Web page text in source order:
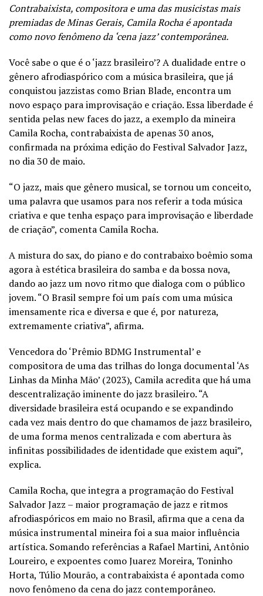
Contrabaixista, compositora e uma das musicistas mais
premiadas de Minas Gerais, Camila Rocha é apontada
como novo fenômeno da ‘cena jazz’ contemporânea.
Você sabe o que é o ‘jazz brasileiro’? A dualidade entre o
gênero afrodiaspórico com a música brasileira, que já
conquistou jazzistas como Brian Blade, encontra um
novo espaço para improvisação e criação. Essa liberdade é
sentida pelas new faces do jazz, a exemplo da mineira
Camila Rocha, contrabaixista de apenas 30 anos,
confirmada na próxima edição do Festival Salvador Jazz,
no dia 30 de maio.
“O jazz, mais que gênero musical, se tornou um conceito,
uma palavra que usamos para nos referir a toda música
criativa e que tenha espaço para improvisação e liberdade
de criação”, comenta Camila Rocha.
A mistura do sax, do piano e do contrabaixo boêmio soma
agora à estética brasileira do samba e da bossa nova,
dando ao jazz um novo ritmo que dialoga com o público
jovem. “O Brasil sempre foi um país com uma música
imensamente rica e diversa e que é, por natureza,
extremamente criativa”, afirma.
Vencedora do ‘Prêmio BDMG Instrumental’ e
compositora de uma das trilhas do longa documental ‘As
Linhas da Minha Mão’ (2023), Camila acredita que há uma
descentralização iminente do jazz brasileiro. “A
diversidade brasileira está ocupando e se expandindo
cada vez mais dentro do que chamamos de jazz brasileiro,
de uma forma menos centralizada e com abertura às
infinitas possibilidades de identidade que existem aqui”,
explica.
Camila Rocha, que integra a programação do Festival
Salvador Jazz – maior programação de jazz e ritmos
afrodiaspóricos em maio no Brasil, afirma que a cena da
música instrumental mineira foi a sua maior influência
artística. Somando referências a Rafael Martini, Antônio
Loureiro, e expoentes como Juarez Moreira, Toninho
Horta, Túlio Mourão, a contrabaixista é apontada como
novo fenômeno da cena do jazz contemporâneo.